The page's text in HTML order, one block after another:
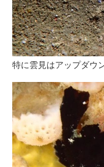
特に雲見はアップダウ